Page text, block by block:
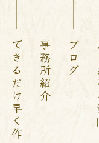
事務所紹介 ブログ よ